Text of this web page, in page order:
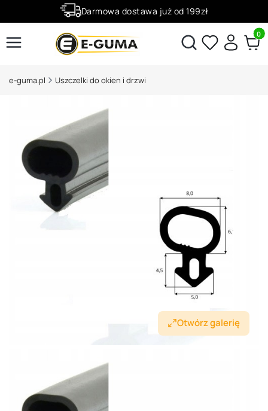
Darmowa dostawa już od 199zł
Rabaty -50% na wybrane produktyOtwórz wyszukiwarkę
e-guma.pl Uszczelki do okien i drzwi
Otwórz galerię